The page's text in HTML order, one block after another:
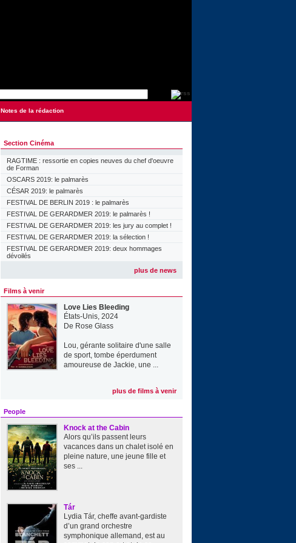
Notes de la rédaction
Section Cinéma
RAGTIME : ressortie en copies neuves du chef d'oeuvre
de Forman
OSCARS 2019: le palmarès
CÉSAR 2019: le palmarès
FESTIVAL DE BERLIN 2019 : le palmarès
FESTIVAL DE GERARDMER 2019: le palmarès !
FESTIVAL DE GERARDMER 2019: les jury au complet !
FESTIVAL DE GERARDMER 2019: la sélection !
FESTIVAL DE GERARDMER 2019: deux hommages
dévoilés
plus de news
Films à venir
Love Lies Bleeding
États-Unis, 2024
De Rose Glass
Lou, gérante solitaire d'une salle
de sport, tombe éperdument
amoureuse de Jackie, une ...
plus de films à venir
People
Knock at the Cabin
Alors qu’ils passent leurs
vacances dans un chalet isolé en
pleine nature, une jeune fille et
ses ...
Tár
Lydia Tár, cheffe avant-gardiste
d’un grand orchestre
symphonique allemand, est au